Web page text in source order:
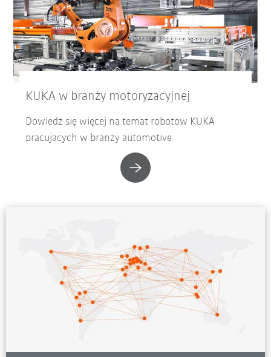
KUKA w branży motoryzacyjnej
Dowiedz się więcej na temat robotow KUKA
pracujacych w branży automotive